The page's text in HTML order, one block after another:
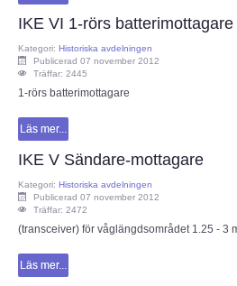
IKE VI 1-rörs batterimottagare
Kategori: Historiska avdelningen
Publicerad 07 november 2012
Träffar: 2445
1-rörs batterimottagare
Läs mer...
IKE V Sändare-mottagare
Kategori: Historiska avdelningen
Publicerad 07 november 2012
Träffar: 2472
(transceiver) för våglängdsområdet 1.25 - 3
Läs mer...